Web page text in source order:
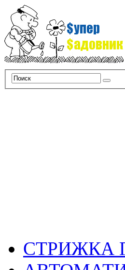
СТРИЖКА